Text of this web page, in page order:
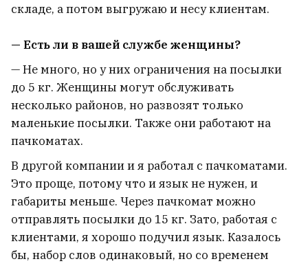
складе, а потом выгружаю и несу клиентам.
— Есть ли в вашей службе женщины?
— Не много, но у них ограничения на посылки
до 5 кг. Женщины могут обслуживать
несколько районов, но развозят только
маленькие посылки. Также они работают на
пачкоматах.
В другой компании и я работал с пачкоматами.
Это проще, потому что и язык не нужен, и
габариты меньше. Через пачкомат можно
отправлять посылки до 15 кг. Зато, работая с
клиентами, я хорошо подучил язык. Казалось
бы, набор слов одинаковый, но со временем